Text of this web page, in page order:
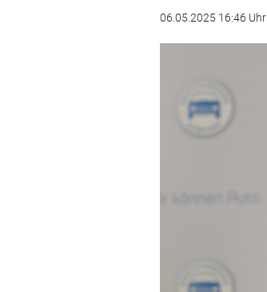
06.05.2025 16:46 Uhr